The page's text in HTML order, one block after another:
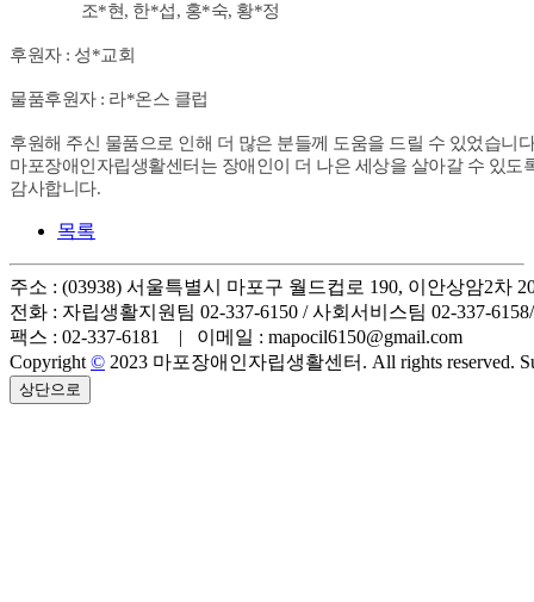
조*현, 한*섭, 홍*숙, 황*정
후원자 : 성*교회
물품후원자 : 라*온스 클럽
후원해 주신 물품으로 인해 더 많은 분들께 도움을 드릴 수 있었습니
마포장애인자립생활센터는 장애인이 더 나은 세상을 살아갈 수 있도
감사합니다.
목록
주소 : (03938) 서울특별시 마포구 월드컵로 190, 이안상암2차
전화 : 자립생활지원팀 02-337-6150 / 사회서비스팀 02-337-
팩스 : 02-337-6181 | 이메일 : mapocil6150@gmail.com
Copyright © 2023 마포장애인자립생활센터. All rights reserved.
상단으로